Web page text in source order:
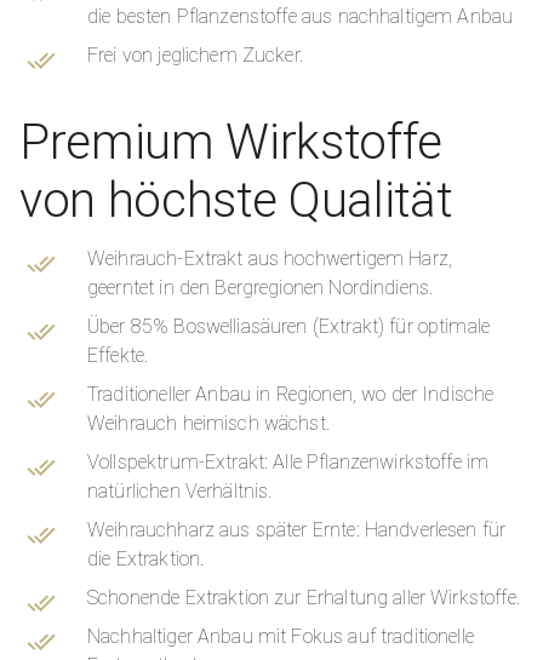
die besten Pflanzenstoffe aus nachhaltigem Anbau
Frei von jeglichem Zucker.
Premium Wirkstoffe
von höchste Qualität
Weihrauch-Extrakt aus hochwertigem Harz,
geerntet in den Bergregionen Nordindiens.
Über 85% Boswelliasäuren (Extrakt) für optimale
Effekte.
Traditioneller Anbau in Regionen, wo der Indische
Weihrauch heimisch wächst.
Vollspektrum-Extrakt: Alle Pflanzenwirkstoffe im
natürlichen Verhältnis.
Weihrauchharz aus später Ernte: Handverlesen für
die Extraktion.
Schonende Extraktion zur Erhaltung aller Wirkstoffe.
Nachhaltiger Anbau mit Fokus auf traditionelle